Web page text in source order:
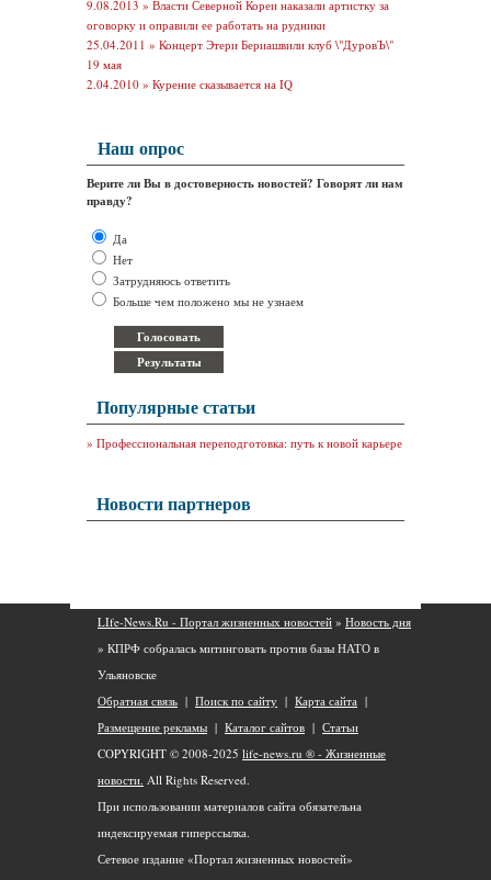
9.08.2013 » Власти Северной Кореи наказали артистку за
оговорку и оправили ее работать на рудники
25.04.2011 » Концерт Этери Бериашвили клуб \"ДуровЪ\"
19 мая
2.04.2010 » Курение сказывается на IQ
Наш опрос
Верите ли Вы в достоверность новостей? Говорят ли нам
правду?
Да
Нет
Затрудняюсь ответить
Больше чем положено мы не узнаем
Популярные статьи
» Профессиональная переподготовка: путь к новой карьере
Новости партнеров
LIfe-News.Ru - Портал жизненных новостей » Новость дня
» КПРФ собралась митинговать против базы НАТО в
Ульяновске
Обратная связь | Поиск по сайту | Карта сайта |
Размещение рекламы | Каталог сайтов | Статьи
COPYRIGHT © 2008-2025 life-news.ru ® - Жизненные
новости. All Rights Reserved.
При использовании материалов сайта обязательна
индексируемая гиперссылка.
Сетевое издание «Портал жизненных новостей»